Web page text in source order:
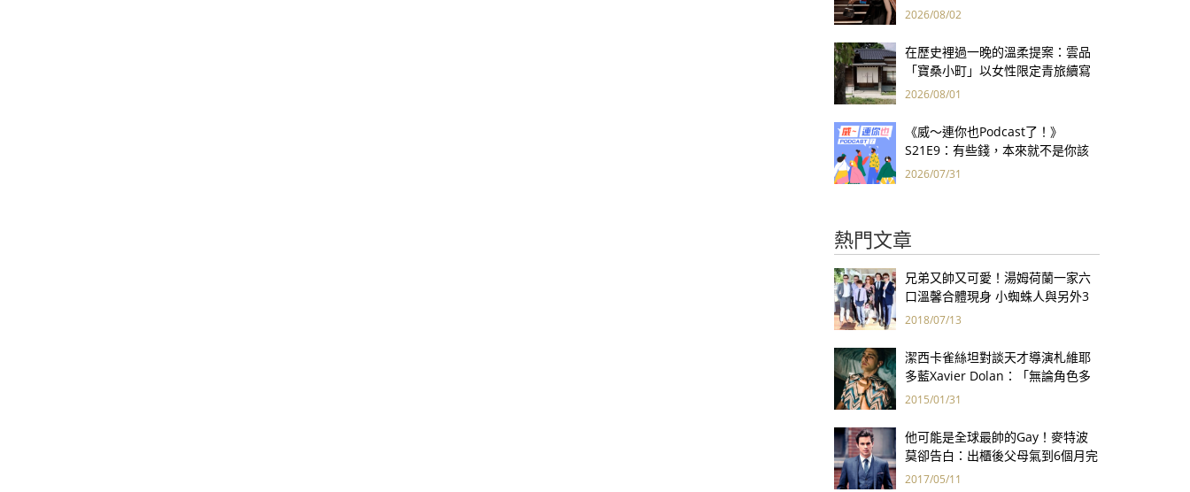
Kering轉型策略初現成效、Prada
2026/08/02
在歷史裡過一晚的溫柔提案：雲品
「寶桑小町」以女性限定青旅續寫
台東老屋記憶
2026/08/01
《威～連你也Podcast了！》
S21E9：有些錢，本來就不是你該
賺的——讀《一個投機者的告白》
2026/07/31
熱門文章
兄弟又帥又可愛！湯姆荷蘭一家六
口溫馨合體現身 小蜘蛛人與另外3
個弟弟感情超好！
2018/07/13
潔西卡雀絲坦對談天才導演札維耶
多藍Xavier Dolan：「無論角色多
麼邊緣化，對我來說，當他們開
2015/01/31
他可能是全球最帥的Gay！麥特波
莫卻告白：出櫃後父母氣到6個月完
全不跟我說話...
2017/05/11